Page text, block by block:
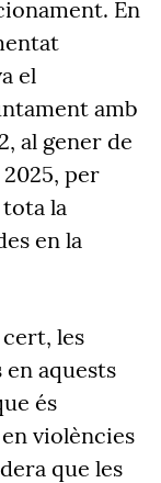
En
el
amb
al gener de
per
la
en la
les
en aquests
és
violències
que les